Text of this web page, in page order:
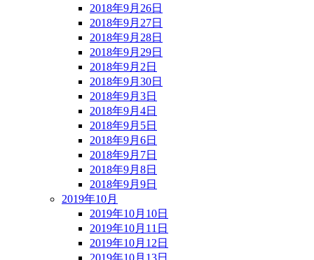
2018年9月26日
2018年9月27日
2018年9月28日
2018年9月29日
2018年9月2日
2018年9月30日
2018年9月3日
2018年9月4日
2018年9月5日
2018年9月6日
2018年9月7日
2018年9月8日
2018年9月9日
2019年10月
2019年10月10日
2019年10月11日
2019年10月12日
2019年10月13日